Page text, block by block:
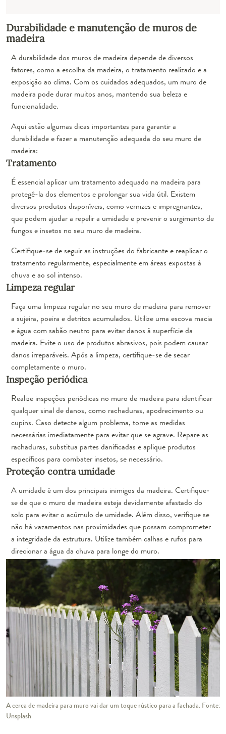
Durabilidade e manutenção de muros de
madeira
A durabilidade dos muros de madeira depende de diversos
fatores, como a escolha da madeira, o tratamento realizado e a
exposição ao clima. Com os cuidados adequados, um muro de
madeira pode durar muitos anos, mantendo sua beleza e
funcionalidade.
Aqui estão algumas dicas importantes para garantir a
durabilidade e fazer a manutenção adequada do seu muro de
madeira:
Tratamento
É essencial aplicar um tratamento adequado na madeira para
protegê-la dos elementos e prolongar sua vida útil. Existem
diversos produtos disponíveis, como vernizes e impregnantes,
que podem ajudar a repelir a umidade e prevenir o surgimento de
fungos e insetos no seu muro de madeira.
Certifique-se de seguir as instruções do fabricante e reaplicar o
tratamento regularmente, especialmente em áreas expostas à
chuva e ao sol intenso.
Limpeza regular
Faça uma limpeza regular no seu muro de madeira para remover
a sujeira, poeira e detritos acumulados. Utilize uma escova macia
e água com sabão neutro para evitar danos à superfície da
madeira. Evite o uso de produtos abrasivos, pois podem causar
danos irreparáveis. Após a limpeza, certifique-se de secar
completamente o muro.
Inspeção periódica
Realize inspeções periódicas no muro de madeira para identificar
qualquer sinal de danos, como rachaduras, apodrecimento ou
cupins. Caso detecte algum problema, tome as medidas
necessárias imediatamente para evitar que se agrave. Repare as
rachaduras, substitua partes danificadas e aplique produtos
específicos para combater insetos, se necessário.
Proteção contra umidade
A umidade é um dos principais inimigos da madeira. Certifique-
se de que o muro de madeira esteja devidamente afastado do
solo para evitar o acúmulo de umidade. Além disso, verifique se
não há vazamentos nas proximidades que possam comprometer
a integridade da estrutura. Utilize também calhas e rufos para
direcionar a água da chuva para longe do muro.
A cerca de madeira para muro vai dar um toque rústico para a fachada. Fonte:
Unsplash